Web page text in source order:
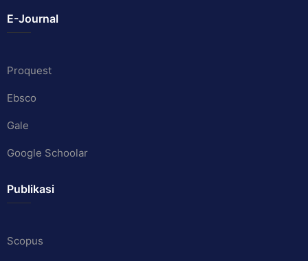
E-Journal
Proquest
Ebsco
Gale
Google Schoolar
Publikasi
Scopus